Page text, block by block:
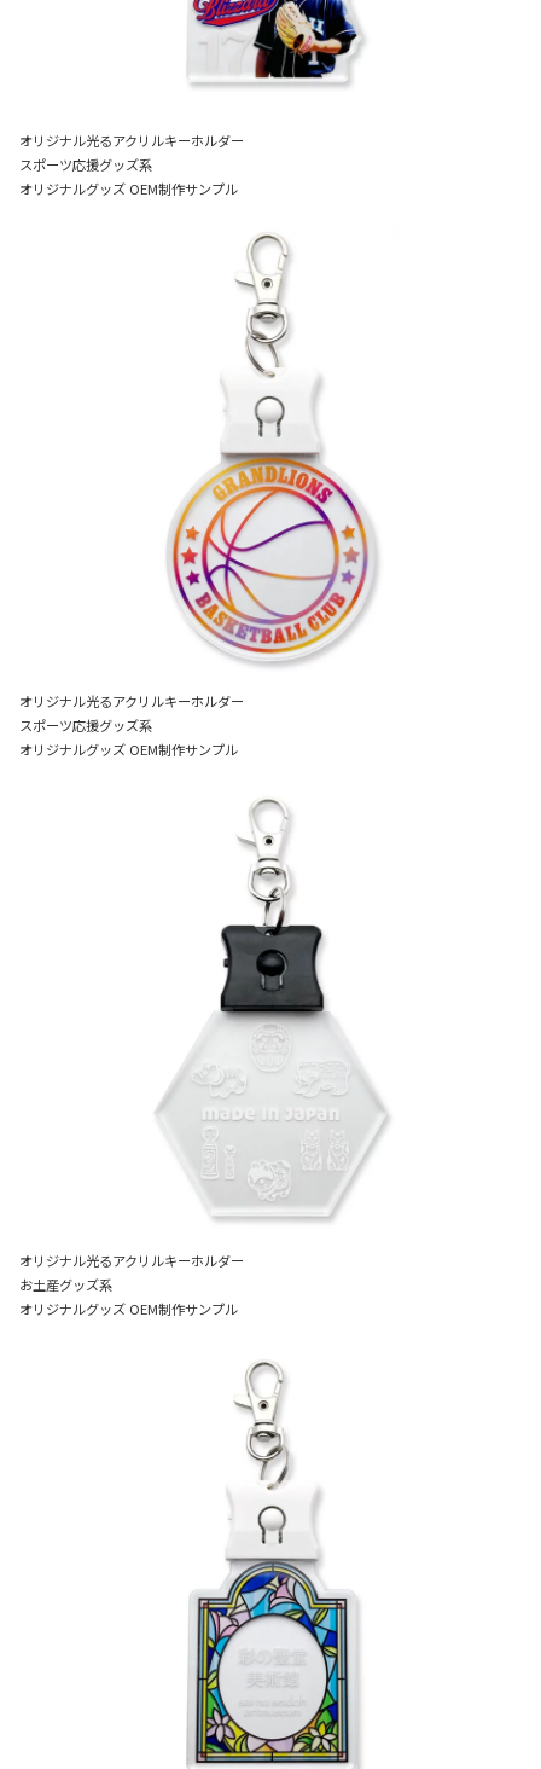
オリジナル光るアクリルキーホルダー
スポーツ応援グッズ系
オリジナルグッズ OEM制作サンプル
オリジナル光るアクリルキーホルダー
スポーツ応援グッズ系
オリジナルグッズ OEM制作サンプル
オリジナル光るアクリルキーホルダー
お土産グッズ系
オリジナルグッズ OEM制作サンプル